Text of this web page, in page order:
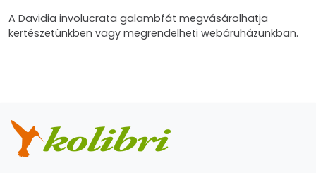
A Davidia involucrata galambfát megvásárolhatja
kertészetünkben vagy megrendelheti webáruházunkban.